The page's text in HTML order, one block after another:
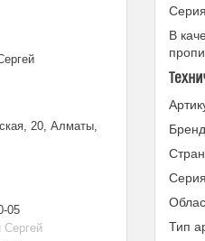
В
Тип
20, Алматы,
05
Сергей